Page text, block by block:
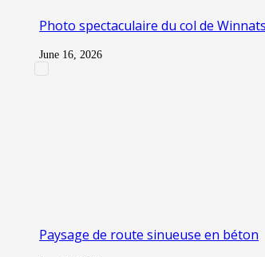
Photo spectaculaire du col de Winnats
June 16, 2026
Paysage de route sinueuse en béton